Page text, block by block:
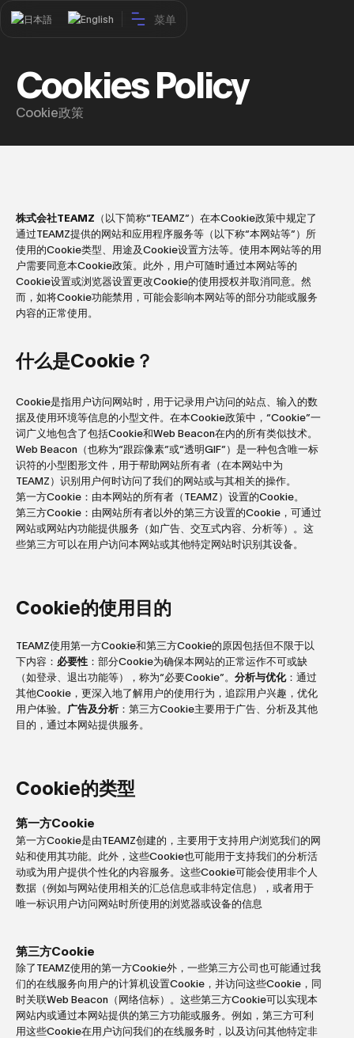
日本語 English 菜单
Cookies Policy
Cookie政策
株式会社TEAMZ （以下简称“TEAMZ”）在本Cookie政策中规定了
通过TEAMZ提供的网站和应用程序服务等（以下称“本网站等”）所
使用的Cookie类型、用途及Cookie设置方法等。使用本网站等的用
户需要同意本Cookie政策。此外，用户可随时通过本网站等的
Cookie设置或浏览器设置更改Cookie的使用授权并取消同意。然
而，如将Cookie功能禁用，可能会影响本网站等的部分功能或服务
内容的正常使用。
什么是Cookie？
Cookie是指用户访问网站时，用于记录用户访问的站点、输入的数
据及使用环境等信息的小型文件。在本Cookie政策中，“Cookie”一
词广义地包含了包括Cookie和Web Beacon在内的所有类似技术。
Web Beacon（也称为“跟踪像素”或“透明GIF”）是一种包含唯一标
识符的小型图形文件，用于帮助网站所有者（在本网站中为
TEAMZ）识别用户何时访问了我们的网站或与其相关的操作。
第一方Cookie：由本网站的所有者（TEAMZ）设置的Cookie。
第三方Cookie：由网站所有者以外的第三方设置的Cookie，可通过
网站或网站内功能提供服务（如广告、交互式内容、分析等）。这
些第三方可以在用户访问本网站或其他特定网站时识别其设备。
Cookie的使用目的
TEAMZ使用第一方Cookie和第三方Cookie的原因包括但不限于以
下内容： 必要性 ：部分Cookie为确保本网站的正常运作不可或缺
（如登录、退出功能等），称为“必要Cookie”。 分析与优化：通过
其他Cookie，更深入地了解用户的使用行为，追踪用户兴趣，优化
用户体验。 广告及分析 ：第三方Cookie主要用于广告、分析及其他
目的，通过本网站提供服务。
Cookie的类型
第一方Cookie
第一方Cookie是由TEAMZ创建的，主要用于支持用户浏览我们的网
站和使用其功能。此外，这些Cookie也可能用于支持我们的分析活
动或为用户提供个性化的内容服务。这些Cookie可能会使用非个人
数据（例如与网站使用相关的汇总信息或非特定信息），或者用于
唯一标识用户访问网站时所使用的浏览器或设备的信息
第三方Cookie
除了TEAMZ使用的第一方Cookie外，一些第三方公司也可能通过我
们的在线服务向用户的计算机设置Cookie，并访问这些Cookie，同
时关联Web Beacon（网络信标）。这些第三方Cookie可以实现本
网站内或通过本网站提供的第三方功能或服务。例如，第三方可利
用这些Cookie在用户访问我们的在线服务时，以及访问其他特定非